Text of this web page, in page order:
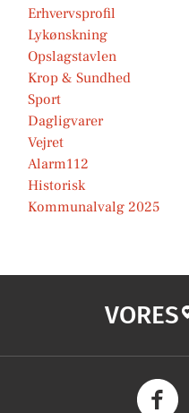
Erhvervsprofil
Lykønskning
Opslagstavlen
Krop & Sundhed
Sport
Dagligvarer
Vejret
Alarm112
Historisk
Kommunalvalg 2025
VORES